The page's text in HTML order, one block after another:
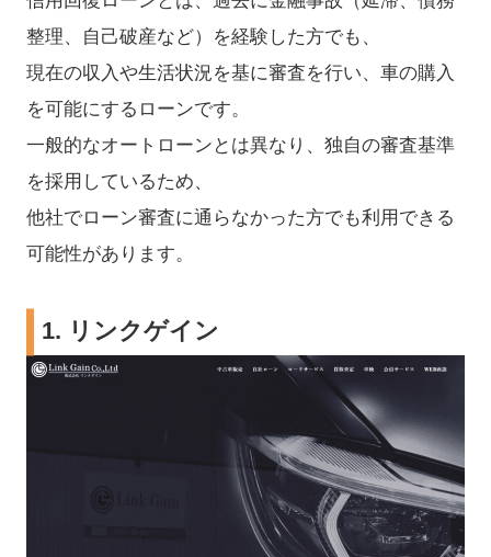
整理、自己破産など）を経験した方でも、
現在の収入や生活状況を基に審査を行い、車の購入
を可能にするローンです。
​一般的なオートローンとは異なり、独自の審査基準
を採用しているため、
他社でローン審査に通らなかった方でも利用できる
可能性があります。
1. リンクゲイン